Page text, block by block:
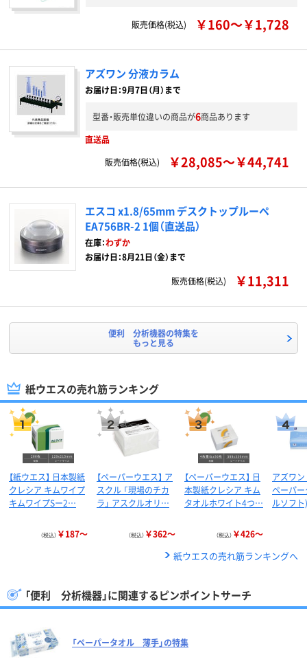
販売価格(税込) ￥160～￥1,728
アズワン 分液カラム
お届け日：9月7日（月）まで
型番・販売単位違いの商品が6商品あります
直送品
販売価格(税込)
￥28,085～￥44,741
エスコ x1.8/65mm デスクトップルーペ
EA756BR-2 1個（直送品）
在庫：わずか
お届け日：8月21日（金）まで
販売価格(税込) ￥11,311
便利 分析機器の特集を
もっと見る
紙ウエスの売れ筋ランキング
【紙ウエス】 日本製紙
クレシア キムワイプ
キムワイプSー2…
（税込） ￥187～
【ペーパーウエス】 ア
スクル 「現場のチカ
ラ」 アスクルオリ…
（税込） ￥362～
【ペーパーウエス】 日
本製紙クレシア キム
タオルホワイト4つ…
（税込） ￥426～
アズワ
ペーパ
ルソフ
紙ウエスの売れ筋ランキングへ
「便利 分析機器」に関連するピンポイントサーチ
「ペーパータオル 薄手」の特集